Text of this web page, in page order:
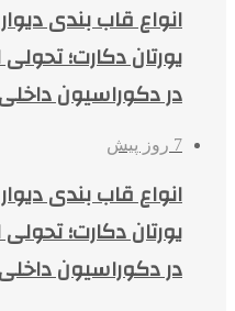
انواع قاب بندی
یورتان دکارت؛
در دکوراسیون داخلی
7 روز پیش
انواع قاب بندی
یورتان دکارت؛
در دکوراسیون داخلی